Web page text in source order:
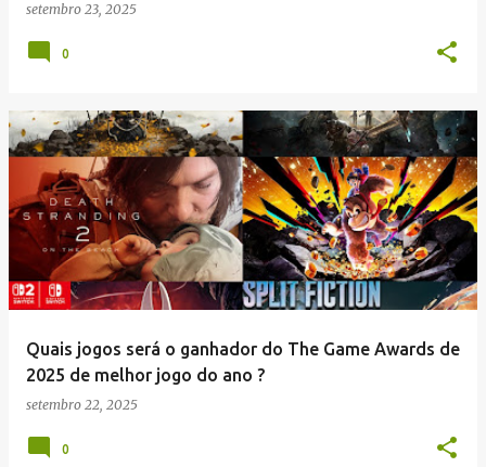
setembro 23, 2025
0
Quais jogos será o ganhador do The Game Awards de
2025 de melhor jogo do ano ?
setembro 22, 2025
0